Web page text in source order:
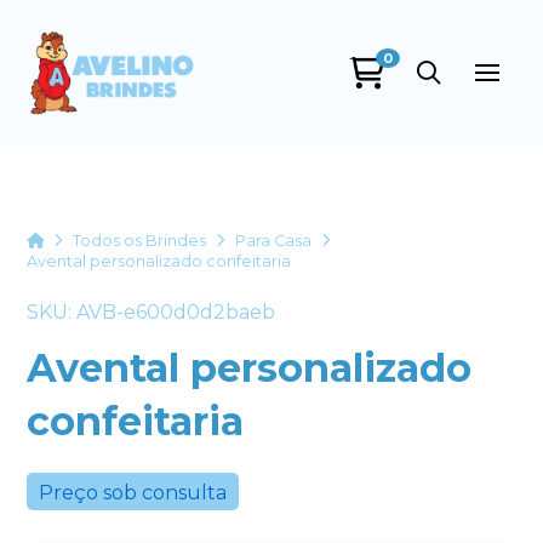
0
HomeTodos os Brindes
Para Casa
Avental personalizado confeitaria
SKU: AVB-e600d0d2baeb
Avental personalizado
confeitaria
Preço sob consulta
+55